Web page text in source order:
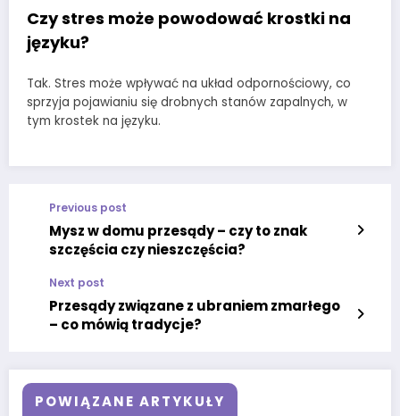
Czy stres może powodować krostki na
języku?
Tak. Stres może wpływać na układ odpornościowy, co
sprzyja pojawianiu się drobnych stanów zapalnych, w
tym krostek na języku.
Previous post
Mysz w domu przesądy – czy to znak
szczęścia czy nieszczęścia?
Next post
Przesądy związane z ubraniem zmarłego
– co mówią tradycje?
POWIĄZANE ARTYKUŁY